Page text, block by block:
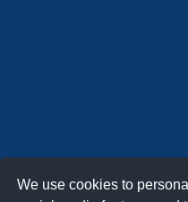
We use cookies to